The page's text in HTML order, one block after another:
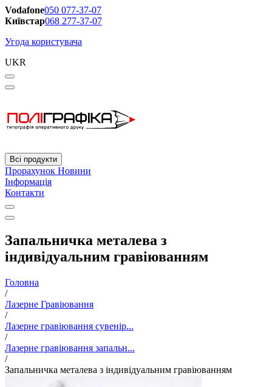
Vodafone050 077-37-07
Київстар068 277-37-07
Угода користувача
UKR
Всі продукти
Прорахунок Новини
Інформація
Контакти
Запальничка металева з
індивідуальним гравіюванням
Головна
/
Лазерне Гравіювання
/
Лазерне гравіювання сувенір...
/
Лазерне гравіювання запальн...
/
Запальничка металева з індивідуальним гравіюванням